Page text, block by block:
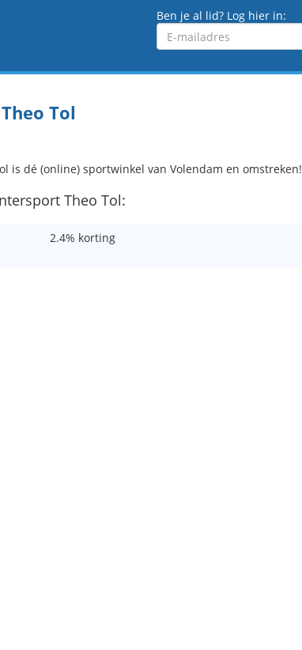
Ben je al lid? Log hier in:
Emailadres
Tol
is dé (online) sportwinkel van Volendam en omstreken!
Theo Tol:
2.4% korting